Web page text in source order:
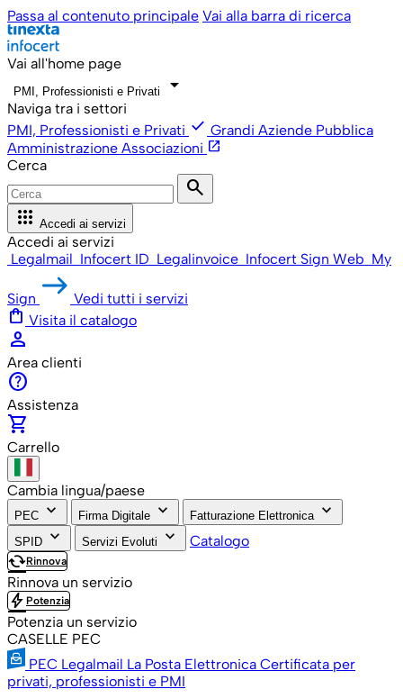
Passa al contenuto principale Vai alla barra di ricerca
Vai all'home page
PMI, Professionisti e Privati arrow_drop_down
Naviga tra i settori
PMI, Professionisti e Privati check Grandi Aziende Pubblica
Amministrazione Associazioni open_in_new
Cerca
search
apps Accedi ai servizi
Accedi ai servizi
Legalmail Infocert ID Legalinvoice Infocert Sign Web My
Sign Vedi tutti i servizi
shopping_bag Visita il catalogo
person
Area clienti
help
Assistenza
shopping_cart
Carrello
Cambia lingua/paese
PEC keyboard_arrow_down Firma Digitale keyboard_arrow_down Fatturazione Elettronica keyboard_arrow_down
SPID keyboard_arrow_down Servizi Evoluti keyboard_arrow_down Catalogo
cachedRinnova
Rinnova un servizio
bolt Potenzia
Potenzia un servizio
CASELLE PEC
PEC Legalmail La Posta Elettronica Certificata per
privati, professionisti e PMI